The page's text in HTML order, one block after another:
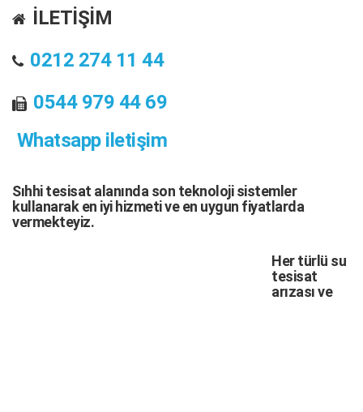
İLETİŞİM
0212 274 11 44
0544 979 44 69
Whatsapp iletişim
Sıhhi tesisat alanında son teknoloji sistemler
kullanarak en iyi hizmeti ve en uygun fiyatlarda
vermekteyiz.
Her türlü su
tesisat
arızasıve